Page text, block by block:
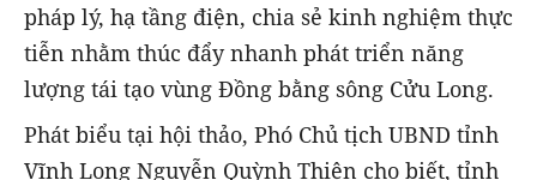
pháp lý, hạ tầng điện, chia sẻ kinh nghiệm thực
tiễn nhằm thúc đẩy nhanh phát triển năng
lượng tái tạo vùng Đồng bằng sông Cửu Long.
Phát biểu tại hội thảo, Phó Chủ tịch UBND tỉnh
Vĩnh Long Nguyễn Quỳnh Thiện cho biết, tỉnh